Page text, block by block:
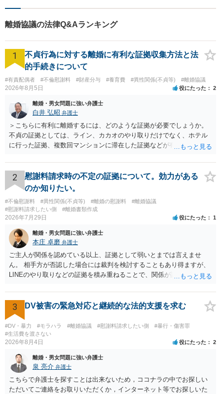
個人の方も法人の方も、お気
離婚協議の法律Q&Aランキング
1
不貞行為に対する離婚に有利な証拠収集方法と法
的手続きについて
#有責配偶者 #不倫慰謝料 #財産分与 #養育費 #異性関係(不貞等) #離婚協議
2026年8月5日 役にたった 2
離婚・男女問題に強い弁護士
白井 弘昭 弁護士
＞こちらに有利に離婚するには、どのような証拠が必要でしょうか。
不貞の証拠としては、ライン、カカオのやり取りだけでなく、ホテル
に行った証拠、複数回マンションに滞在した証拠などが有効です。 不
婚する、慰謝料をとるなど）ことができると思われます。 ただし、不
貞発覚後、長期間同居を続けると、不貞を許したとの評価につながる
場合がありますので、ご注意ください。 以上、ご参考まで。
2
慰謝料請求時の不定の証拠について。効力がある
のか知りたい。
#不倫慰謝料 #異性関係(不貞等) #離婚の慰謝料
#離婚協議
#慰謝料請求したい側
#離婚書類作成
2026年7月29日 役にたった 1
離婚・男女問題に強い弁護士
本庄 卓磨 弁護士
ご主人が関係を認めている以上、証拠として弱いとまでは言えませ
ん。 相手方が否認した場合には裁判を検討することもあり得ますが、
LINEのやり取りなどの証拠を積み重ねることで、関係が認定される余
個別の事情によりますので、お早めに弁護士に相談されることをおす
すめします。
3 DV被害の緊急対応と継続的な法的支援を求む
#DV・暴力 #モラハラ #離婚協議 #慰謝料請求したい側
#暴行・傷害罪
#生活費を渡さない
2026年8月4日 役にたった 2
離婚・男女問題に強い弁護士
泉 亮介 弁護士
こちらで弁護士を探すことは出来ないため，ココナラの中でお探しい
ただいてご連絡をお取りいただくか，インターネット等でお探しいた